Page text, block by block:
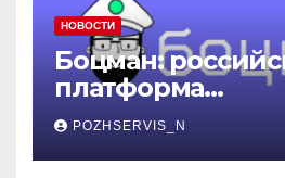
НОВОСТИ
Боцман:
платформа
меняющая
POZHSERVIS_N